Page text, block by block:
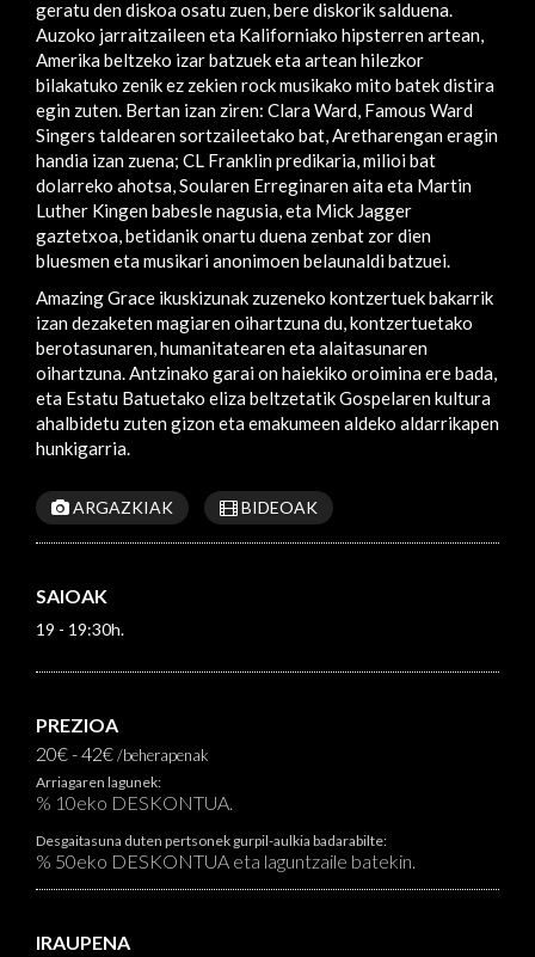
geratu den diskoa osatu zuen, bere diskorik salduena.
Auzoko jarraitzaileen eta Kaliforniako hipsterren artean,
Amerika beltzeko izar batzuek eta artean hilezkor
bilakatuko zenik ez zekien rock musikako mito batek distira
egin zuten. Bertan izan ziren: Clara Ward, Famous Ward
Singers taldearen sortzaileetako bat, Aretharengan eragin
handia izan zuena; CL Franklin predikaria, milioi bat
dolarreko ahotsa, Soularen Erreginaren aita eta Martin
Luther Kingen babesle nagusia, eta Mick Jagger
gaztetxoa, betidanik onartu duena zenbat zor dien
bluesmen eta musikari anonimoen belaunaldi batzuei.
Amazing Grace ikuskizunak zuzeneko kontzertuek bakarrik
izan dezaketen magiaren oihartzuna du, kontzertuetako
berotasunaren, humanitatearen eta alaitasunaren
oihartzuna. Antzinako garai on haiekiko oroimina ere bada,
eta Estatu Batuetako eliza beltzetatik Gospelaren kultura
ahalbidetu zuten gizon eta emakumeen aldeko aldarrikapen
hunkigarria.
ARGAZKIAK BIDEOAK
SAIOAK
19 - 19:30h.
PREZIOA
20€ - 42€/beherapenak
Arriagaren lagunek:
% 10eko DESKONTUA.
Desgaitasuna duten pertsonek gurpil-aulkia badarabilte:
% 50eko DESKONTUA eta laguntzaile batekin.
IRAUPENA